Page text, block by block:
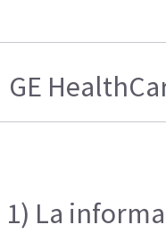
GE
1) La